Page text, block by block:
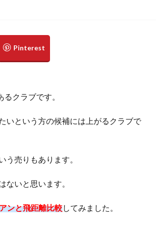
クラブです。
いという方の候補には上がるクラブで
う売りもあります。
ないと思います。
ンと飛距離比較してみました。